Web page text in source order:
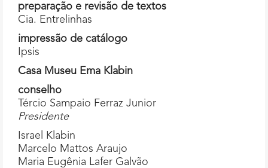
preparação e revisão de textos
Cia. Entrelinhas
impressão de catálogo
Ipsis
Casa Museu Ema Klabin
conselho
Tércio Sampaio Ferraz Junior
Presidente
Israel Klabin
Marcelo Mattos Araujo
Maria Eugênia Lafer Galvão